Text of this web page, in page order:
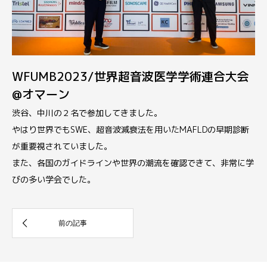
WFUMB2023/世界超音波医学学術連合大会
@オマーン
渋谷、中川の２名で参加してきました。
やはり世界でもSWE、超音波減衰法を用いたMAFLDの早期診断
が重要視されていました。
また、各国のガイドラインや世界の潮流を確認できて、非常に学
びの多い学会でした。